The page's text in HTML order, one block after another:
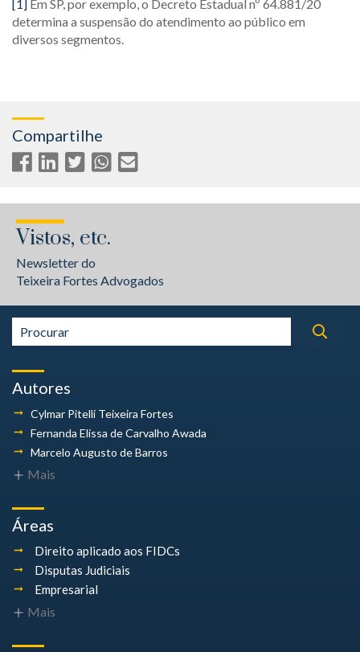
[1] Em SP, por exemplo, o Decreto Estadual nº 64.881/20
determina a suspensão do atendimento ao público em
diversos segmentos.
Compartilhe
Vistos, etc.
Newsletter do
Teixeira Fortes Advogados
Autores
Cylmar Pitelli Teixeira Fortes
Fernanda Elissa de Carvalho Awada
Marcelo Augusto de Barros
Mais
Áreas
Direito aplicado aos FIDCs
Disputas Judiciais
Empresarial
Mais